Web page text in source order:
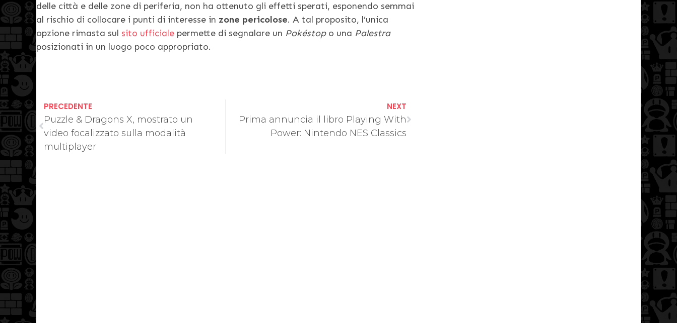
delle città e delle zone di periferia, non ha ottenuto gli effetti sperati, esponendo semmai
al rischio di collocare i punti di interesse in zone pericolose. A tal proposito, l’unica
opzione rimasta sul sito ufficiale permette di segnalare un Pokéstopo una Palestra
posizionati in un luogo poco appropriato.
PRECEDENTE
Puzzle & Dragons X, mostrato un
video focalizzato sulla modalità
multiplayer
NEXT
Prima annuncia il libro Playing With
Power: Nintendo NES Classics